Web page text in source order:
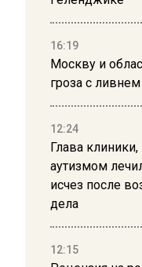
16:19
Москву и
гроза с
12:24
Глава клиники,
аутизмом
исчез после
дела
12:15